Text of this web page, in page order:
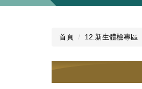
首頁 12.新生體檢專區